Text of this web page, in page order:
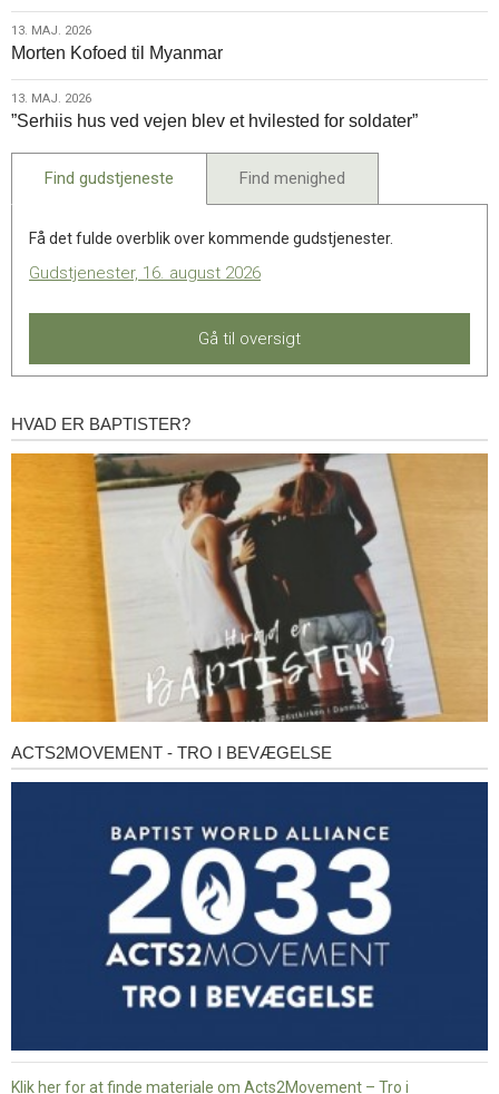
2026
13.
maj.
2026
13. MAJ. 2026
Morten Kofoed til Myanmar
13.
maj.
2026
13. MAJ. 2026
”Serhiis hus ved vejen blev et hvilested for soldater”
Find gudstjeneste Find menighed
Få det fulde overblik over kommende gudstjenester.
Gudstjenester, 16. august 2026
Gå til oversigt
Hvad
er
HVAD ER BAPTISTER?
Acts2Movement
-
ACTS2MOVEMENT - TRO I BEVÆGELSE
Klik her for at finde materiale om Acts2Movement – Tro i